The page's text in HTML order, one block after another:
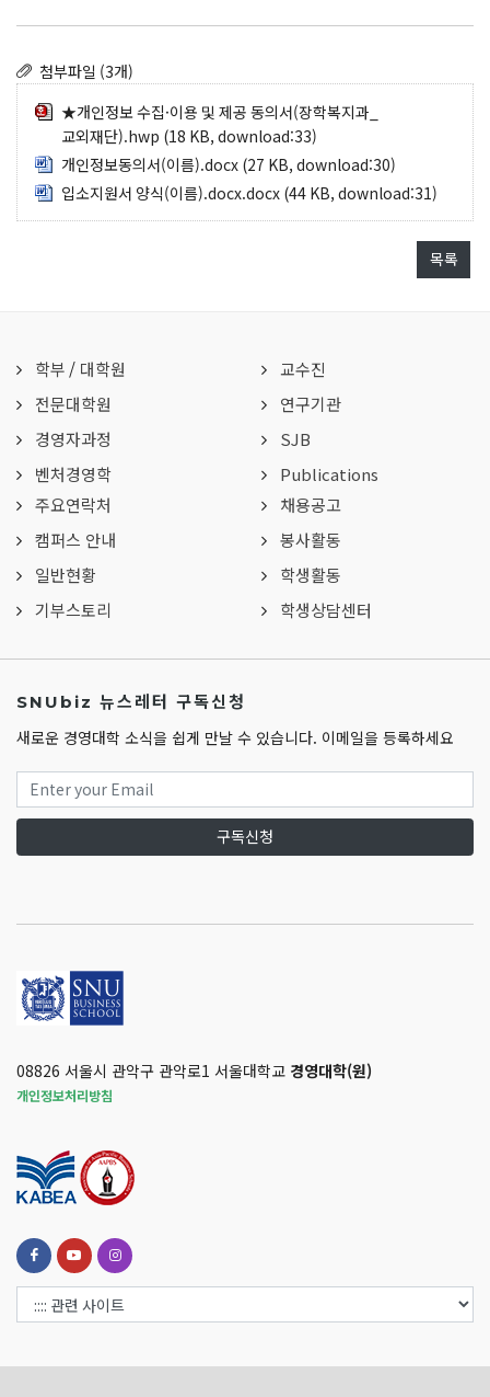
첨부파일 (3개)
★개인정보 수집·이용 및 제공 동의서(장학복지과_
교외재단).hwp (18 KB, download:33)
개인정보동의서(이름).docx (27 KB, download:30)
입소지원서 양식(이름).docx.docx (44 KB, download:31)
목록
학부 / 대학원
전문대학원
경영자과정
벤처경영학
교수진
연구기관
SJB
Publications
주요연락처
캠퍼스 안내
일반현황
기부스토리
채용공고
봉사활동
학생활동
학생상담센터
SNUbiz 뉴스레터 구독신청
새로운 경영대학 소식을 쉽게 만날 수 있습니다. 이메일을 등록하세요
구독신청
08826 서울시 관악구 관악로1 서울대학교 경영대학(원)
개인정보처리방침